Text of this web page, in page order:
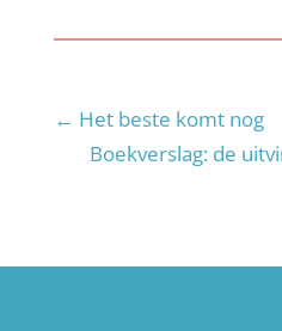
← Het beste komt nog
Boekverslag: de